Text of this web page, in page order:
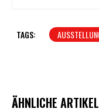
TAGS:
ÄHNLICHE ARTIKEL